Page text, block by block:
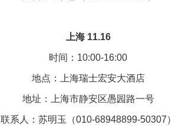
上海 11.16
时间：10:00-16:00
地点：上海瑞士宏安大酒店
地址：上海市静安区愚园路一号
联系人：苏明玉（010-68948899-50307）